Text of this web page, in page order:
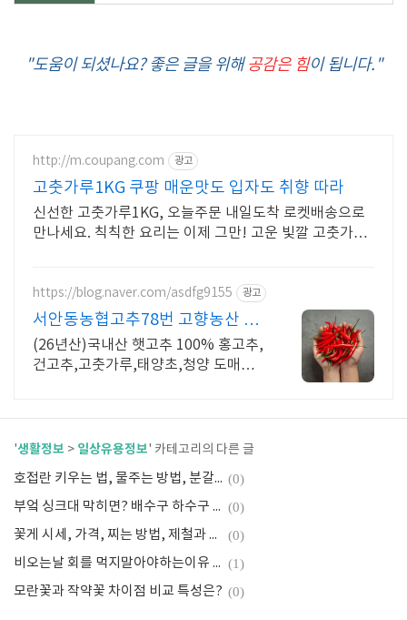
"도움이 되셨나요? 좋은 글을 위해 공감은 힘이 됩니다."
http://m.coupang.com 광고
고춧가루1KG 쿠팡 매운맛도 입자도 취향 따라
신선한 고춧가루1KG, 오늘주문 내일도착 로켓배송으로
만나세요. 칙칙한 요리는 이제 그만! 고운 빛깔 고춧가루
https://blog.naver.com/asdfg9155 광고
서안동농협고추78번 고향농산 26
년산 햇건고추/고춧가루
(26년산)국내산 햇고추 100% 홍고추,
건고추,고춧가루,태양초,청양 도매가
'생활정보 > 일상유용정보' 카테고리의 다른 글
호접란 키우는 법, 물주는 방법, 분갈이는? (0)
부엌 싱크대 막히면? 배수구 하수구 막혔을때 쉽게 뚫는방법! (0)
꽃게 시세, 가격, 찌는 방법, 제철과 선택 꿀팁! (0)
비오는날 회를 먹지말아야하는이유 알아두세요 (1)
모란꽃과 작약꽃 차이점 비교 특성은? (0)